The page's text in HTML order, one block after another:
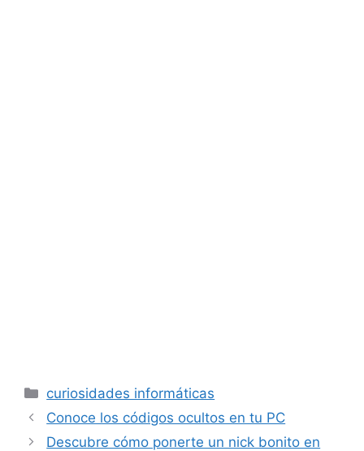
Categorías
curiosidades informáticas
Conoce los códigos ocultos en tu PC
Descubre cómo ponerte un nick bonito en